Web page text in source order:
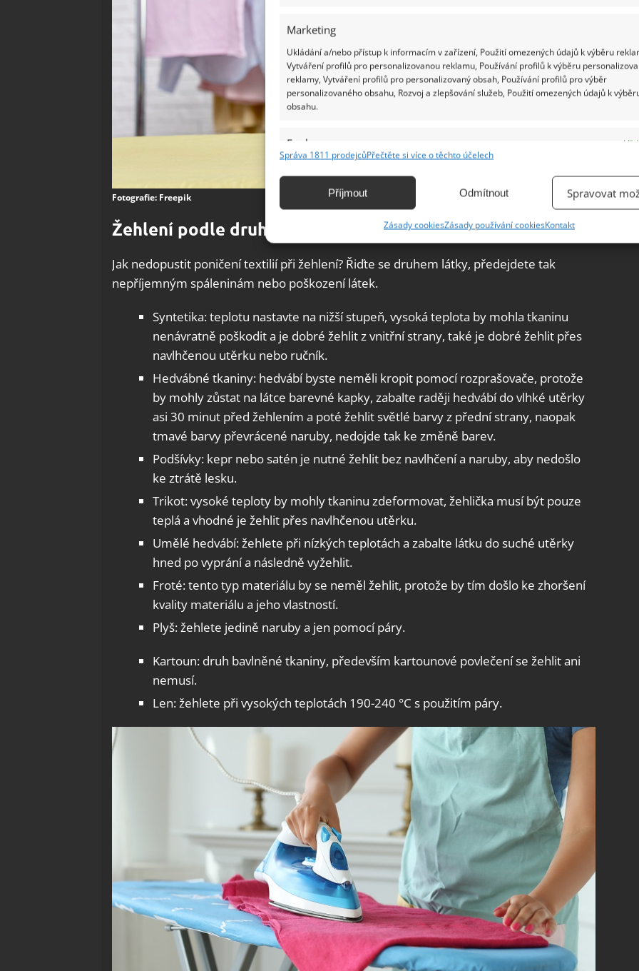
Marketing
Ukládání a/nebo přístup k informacím v zařízení, Použití omezených údajů k výběru
Vytváření profilů pro personalizovanou reklamu, Používání profilů k výběru
reklamy, Vytváření profilů pro personalizovaný obsah, Používání profilů pro výběr
personalizovaného obsahu, Rozvoj a zlepšování služeb, Použití omezených údajů k
obsahu.
Funkce
Identifikace zařízení na základě automaticky přenášených informací.
základě aktivně vyžádaných informací.
Zajištění bezpečnosti, předcházení a zjišťování podvodů a
odstraňování chyb, Poskytování a zobrazování reklamy a obsahu,
Správa 1811 prodejcůPřečtěte si více o těchto účelech
Příjmout Odmítnout Spravovat
Zásady cookiesZásady používání cookiesKontakt
Fotografie: Freepik
Žehlení podle druhy tkaniny
Jak nedopustit poničení textilií při žehlení? Řiďte se druhem látky, předejdete tak
nepříjemným spáleninám nebo poškození látek.
Syntetika: teplotu nastavte na nižší stupeň, vysoká teplota by mohla tkaninu
nenávratně poškodit a je dobré žehlit z vnitřní strany, také je dobré žehlit přes
navlhčenou utěrku nebo ručník.
Hedvábné tkaniny: hedvábí byste neměli kropit pomocí rozprašovače, protože
by mohly zůstat na látce barevné kapky, zabalte raději hedvábí do vlhké utěrky
asi 30 minut před žehlením a poté žehlit světlé barvy z přední strany, naopak
tmavé barvy převrácené naruby, nedojde tak ke změně barev.
Podšívky: kepr nebo satén je nutné žehlit bez navlhčení a naruby, aby nedošlo
ke ztrátě lesku.
Trikot: vysoké teploty by mohly tkaninu zdeformovat, žehlička musí být pouze
teplá a vhodné je žehlit přes navlhčenou utěrku.
Umělé hedvábí: žehlete při nízkých teplotách a zabalte látku do suché utěrky
hned po vyprání a následně vyžehlit.
Froté: tento typ materiálu by se neměl žehlit, protože by tím došlo ke zhoršení
kvality materiálu a jeho vlastností.
Plyš: žehlete jedině naruby a jen pomocí páry.
Kartoun: druh bavlněné tkaniny, především kartounové povlečení se žehlit ani
nemusí.
Len: žehlete při vysokých teplotách 190-240 °C s použitím páry.